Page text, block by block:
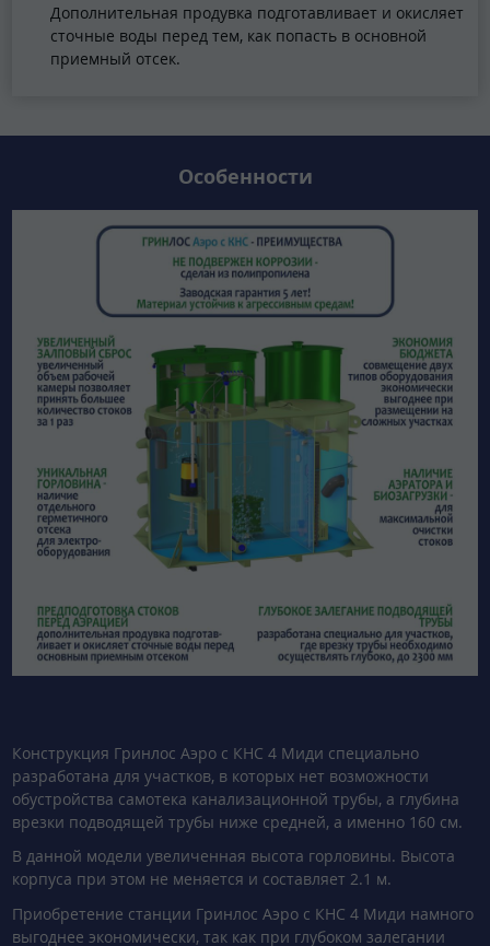
Дополнительная продувка подготавливает и окисляет
сточные воды перед тем, как попасть в основной
приемный отсек.
Особенности
Конструкция Гринлос Аэро с КНС 4 Миди специально
разработана для участков, в которых нет возможности
обустройства самотека канализационной трубы, а глубина
врезки подводящей трубы ниже средней, а именно 160 см.
В данной модели увеличенная высота горловины. Высота
корпуса при этом не меняется и составляет 2.1 м.
Приобретение станции Гринлос Аэро с КНС 4 Миди намного
выгоднее экономически, так как при глубоком залегании